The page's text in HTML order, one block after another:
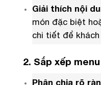
Giải thích nội
món đặc biệt
chi tiết để
2. Sắp xếp
Phân chia rõ